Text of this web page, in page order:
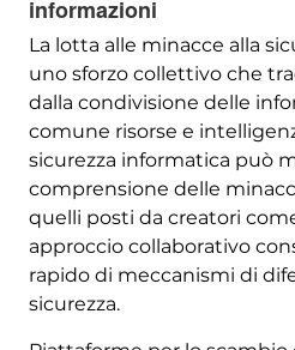
informazioni
La lotta alle minacce alla
uno sforzo collettivo che
dalla condivisione delle
comune risorse e
sicurezza informatica può
comprensione delle
quelli posti da creatori
approccio collaborativo
rapido di meccanismi di
sicurezza.